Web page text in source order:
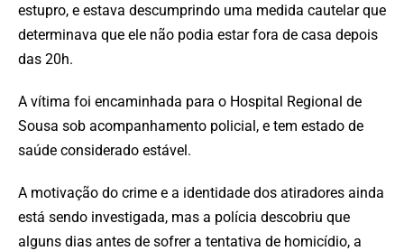
estupro, e estava descumprindo uma medida cautelar que
determinava que ele não podia estar fora de casa depois
das 20h.
A vítima foi encaminhada para o Hospital Regional de
Sousa sob acompanhamento policial, e tem estado de
saúde considerado estável.
A motivação do crime e a identidade dos atiradores ainda
está sendo investigada, mas a polícia descobriu que
alguns dias antes de sofrer a tentativa de homicídio, a